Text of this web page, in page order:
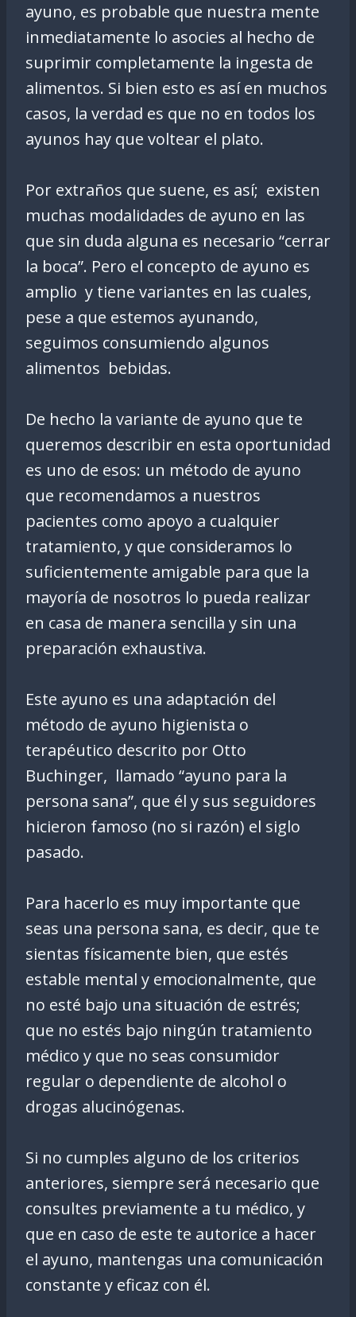
ayuno, es probable que nuestra mente
inmediatamente lo asocies al hecho de
suprimir completamente la ingesta de
alimentos. Si bien esto es así en muchos
casos, la verdad es que no en todos los
ayunos hay que voltear el plato.
Por extraños que suene, es así; existen
muchas modalidades de ayuno en las
que sin duda alguna es necesario “cerrar
la boca”. Pero el concepto de ayuno es
amplio y tiene variantes en las cuales,
pese a que estemos ayunando,
seguimos consumiendo algunos
alimentos bebidas.
De hecho la variante de ayuno que te
queremos describir en esta oportunidad
es uno de esos: un método de ayuno
que recomendamos a nuestros
pacientes como apoyo a cualquier
tratamiento, y que consideramos lo
suficientemente amigable para que la
mayoría de nosotros lo pueda realizar
en casa de manera sencilla y sin una
preparación exhaustiva.
Este ayuno es una adaptación del
método de ayuno higienista o
terapéutico descrito por Otto
Buchinger, llamado “ayuno para la
persona sana”, que él y sus seguidores
hicieron famoso (no si razón) el siglo
pasado.
Para hacerlo es muy importante que
seas una persona sana, es decir, que te
sientas físicamente bien, que estés
estable mental y emocionalmente, que
no esté bajo una situación de estrés;
que no estés bajo ningún tratamiento
médico y que no seas consumidor
regular o dependiente de alcohol o
drogas alucinógenas.
Si no cumples alguno de los criterios
anteriores, siempre será necesario que
consultes previamente a tu médico, y
que en caso de este te autorice a hacer
el ayuno, mantengas una comunicación
constante y eficaz con él.